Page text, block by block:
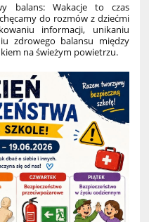
balans: Wakacje to czas
do rozmów z dziećmi
informacji, unikaniu
zdrowego balansu między
na świeżym powietrzu.